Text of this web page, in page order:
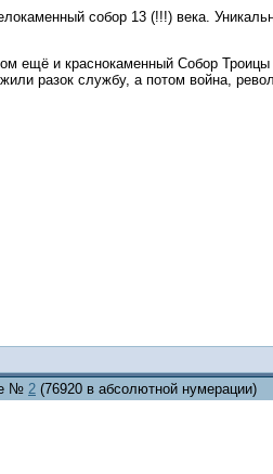
собор 13 (!!!) века.
ещё и краснокаменный Собор Троицы
разок службу, а потом война,
№ 2 (76920 в абсолютной нумерации)